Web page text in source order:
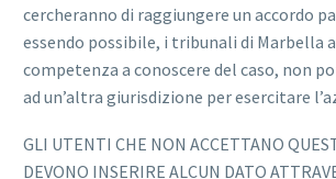
cercheranno di raggiungere un accordo
essendo possibile, i tribunali di Marbella
competenza a conoscere del caso, non
ad un’altra giurisdizione per esercitare
GLI UTENTI CHE NON ACCETTANO
DEVONO INSERIRE ALCUN DATO